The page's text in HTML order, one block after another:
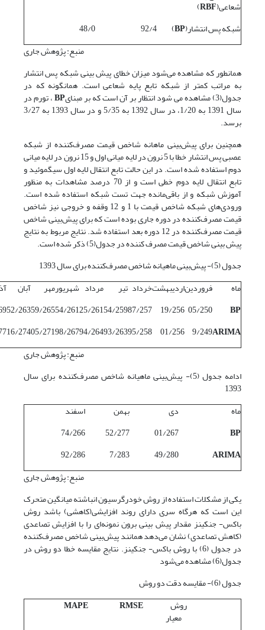
شعاعی(RBF
)
شبکه پس انتشار(BP
)
92/4
48/0
منبع: پژوهش جاری
همانطور که مشاهده می‌شود میزان خطای پیش بینی شبکه پس انتشار
به مراتب کمتر از شبکه تابع پایه شعاعی است. همانگونه که در
جدول(3) مشاهده می شود انتظار بر آن است که بر مبنای BP، تورم در
سال 1391 به 1/20، در سال 1392 به 5/35 و در سال 1393 به 3/27
برسد.
همچنین برای پیش‌بینی ماهانه شاخص قیمت مصرف‌کننده از شبکه
عصبی پس انتشار خطا با 5 نرون در لایه میانی اول و 15 نرون در لایه میانی
دوم استفاده شده است. در این حالت تابع انتقال لایه اول سیگموئید و
تابع انتقال لایه دوم خطی است و از 70 درصد مشاهدات به منظور
آموزش شبکه و از باقی‌مانده جهت تست شبکه استفاده شده است.
ورودی‌های شبکه شاخص قیمت با 1 و 12 وقفه و خروجی نیز شاخص
قیمت مصرف‌کننده در دوره جاری بوده است که برای پیش‌بینی شاخص
قیمت مصرف‌کننده در 12 دوره بعد استفاده شد. نتایج مربوط به نتایج
پیش بینی شاخص قیمت مصرف کننده در جدول(5) ذکر شده است.
جدول (5)- پیش‌بینی ماهیانه شاخص مصرف‌کننده برای سال 1393
ماه
فروردیناردیبهشتخرداد تیر مرداد شهریورمهر آبان
BP
05/250
19/256
87/257
54/259
25/261
54/261
59/265
52/263
ARIMA
9/249
01/256
95/258
93/263
94/264
98/267
05/271
16/274
منبع: پژوهش جاری
ادامه جدول (5)- پیش‌بینی ماهیانه شاخص مصرف‌کننده برای سال
1393
ماه
دی بهمن
اسفند
BP
01/267
52/277
74/266
ARIMA
49/280
7/283
92/286
منبع: پژوهش جاری
یکی از مشکلات استفاده از روش خودرگرسیون انباشته میانگین متحرک
این است که هرگاه سری دارای روند افزایشی(کاهشی) باشد روش
باکس- جنکینز مقدار پیش بینی برون نمونه‌ای را با افزایش تصاعدی
(کاهش تصاعدی) نشان می‌دهد همانند پیش‌بینی شاخص مصرف‌کننده
در جدول (6) با روش باکس- جنکینز. نتایج مقایسه خطا دو روش در
جدول(6) مشاهده می‌شود
جدول (6)- مقایسه دقت دو روش
روش
معیار
RMSE
MAPE